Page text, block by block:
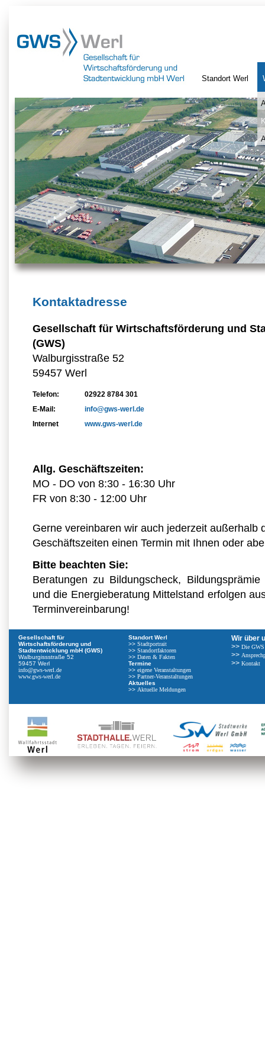
Standort Werl
Kontaktadresse
Gesellschaft für Wirtschaftsförderung und
(GWS)
Walburgisstraße 52
59457 Werl
Telefon:
02922 8784 301
E-Mail:
info@gws-werl.de
Internet
www.gws-werl.de
Allg. Geschäftszeiten:
MO - DO von 8:30 - 16:30 Uhr
FR von 8:30 - 12:00 Uhr
Gerne vereinbaren wir auch jederzeit außerhalb
Geschäftszeiten einen Termin mit Ihnen oder
Bitte beachten Sie:
Beratungen zu Bildungscheck,
und die Energieberatung Mittelstand erfolgen
Terminvereinbarung!
Gesellschaft für
Wirtschaftsförderung und
Stadtentwicklung mbH (GWS)
Walburgissstraße 52
59457 Werl
info@gws-werl.de
www.gws-werl.de
Standort Werl
>> Stadtportrait
>> Standortfaktoren
>> Daten & Fakten
Termine
>> eigene Veranstaltungen
>> Partner-Veranstaltungen
Aktuelles
>> Aktuelle Meldungen
Wir über
>> Die GWS
>>
>> Kontakt